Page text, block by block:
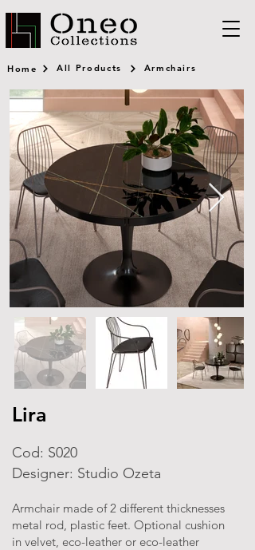
Home All Products Armchairs
Lira
Cod: S020
Designer: Studio Ozeta
Armchair made of 2 different thicknesses
metal rod, plastic feet. Optional cushion
in velvet, eco-leather or eco-leather